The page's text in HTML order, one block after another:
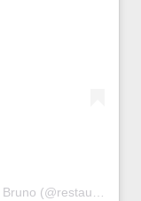
Une publication partagée par Benjamin Bruno (@restaurant_bruno_officiel)